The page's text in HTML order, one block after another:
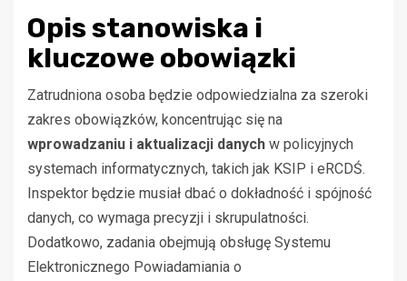
Opis stanowiska i
kluczowe obowiązki
Zatrudniona osoba będzie odpowiedzialna za szeroki
zakres obowiązków, koncentrując się na
wprowadzaniu i aktualizacji danych w policyjnych
systemach informatycznych, takich jak KSIP i eRCDŚ.
Inspektor będzie musiał dbać o dokładność i spójność
danych, co wymaga precyzji i skrupulatności.
Dodatkowo, zadania obejmują obsługę Systemu
Elektronicznego Powiadamiania o